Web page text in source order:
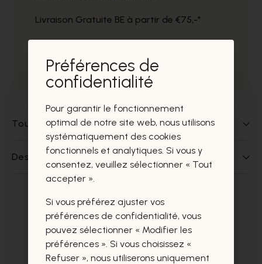
Livraison Gratuite BE à partir de €75,-*
Prélèvement gratuit dans nos magasins
Tout sur ce produit
Des questions sur ce produit?
Ces produits vous intéresseront
certainement aussi.
Préférences de
confidentialité
Pour garantir le fonctionnement
optimal de notre site web, nous utilisons
systématiquement des cookies
fonctionnels et analytiques. Si vous y
consentez, veuillez sélectionner « Tout
accepter ».
Si vous préférez ajuster vos
préférences de confidentialité, vous
pouvez sélectionner « Modifier les
préférences ». Si vous choisissez «
Refuser », nous utiliserons uniquement